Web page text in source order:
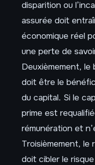
disparition ou
assurée doit
économique réel
une perte de
Deuxièmement, le
doit être le
du capital. Si le
prime est
rémunération et
Troisièmement,
doit cibler le